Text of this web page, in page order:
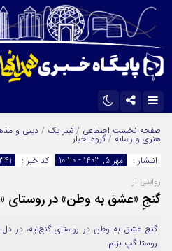
اینستاگرام
ایتا
صفحه نخست اجتماعی / تیتر یک / دینی و
هنری و رسانه / گروه اخبار
انتشار :
مهر 5, 1403 - 10:20 کد خبر :
روایتی از
گنجِ «عشق به وطن» در روستای
گنج عشق به وطن در روستای گنج‌تپه، در دل
روستا گپ بزنم.